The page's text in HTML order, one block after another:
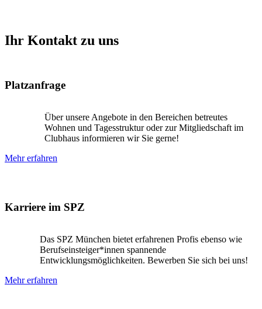
Ihr Kontakt zu uns
Platzanfrage
Über unsere Angebote in den Bereichen betreutes
Wohnen und Tagesstruktur oder zur Mitgliedschaft im
Clubhaus informieren wir Sie gerne!
Mehr erfahren
Karriere im SPZ
Das SPZ München bietet erfahrenen Profis ebenso wie
Berufseinsteiger*innen spannende
Entwicklungsmöglichkeiten. Bewerben Sie sich bei uns!
Mehr erfahren